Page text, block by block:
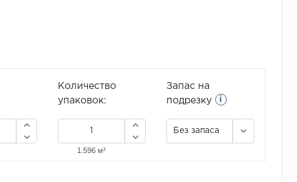
Количество
упаковок:
Запас на
подрезку
i
Без запаса